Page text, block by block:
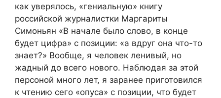
как уверялось, «гениальную» книгу
российской журналистки Маргариты
Симоньян «В начале было слово, в конце
будет цифра» с позиции: «а вдруг она что-то
знает?» Вообще, я человек ленивый, но
жадный до всего нового. Наблюдая за этой
персоной много лет, я заранее приготовился
к чтению сего «опуса» с позиции, что будет